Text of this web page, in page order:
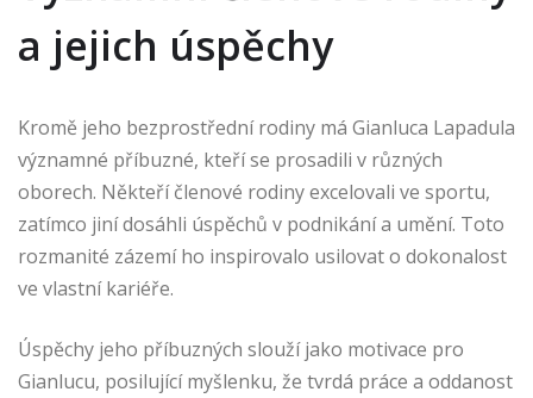
a jejich úspěchy
Kromě jeho bezprostřední rodiny má Gianluca Lapadula
významné příbuzné, kteří se prosadili v různých
oborech. Někteří členové rodiny excelovali ve sportu,
zatímco jiní dosáhli úspěchů v podnikání a umění. Toto
rozmanité zázemí ho inspirovalo usilovat o dokonalost
ve vlastní kariéře.
Úspěchy jeho příbuzných slouží jako motivace pro
Gianlucu, posilující myšlenku, že tvrdá práce a oddanost